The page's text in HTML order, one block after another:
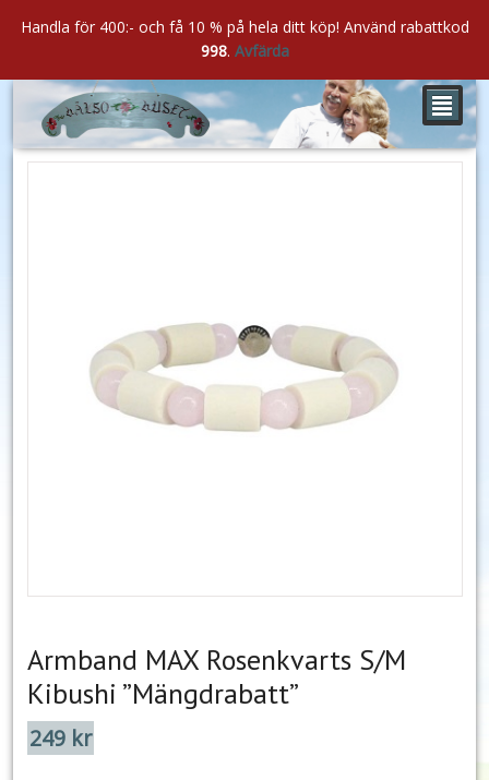
²
Armband MAX Rosenkvarts S/M
Kibushi ”Mängdrabatt”
249 kr
Handla för 400:- och få 10 % på hela ditt köp! Använd rabattkod
998. Avfärda